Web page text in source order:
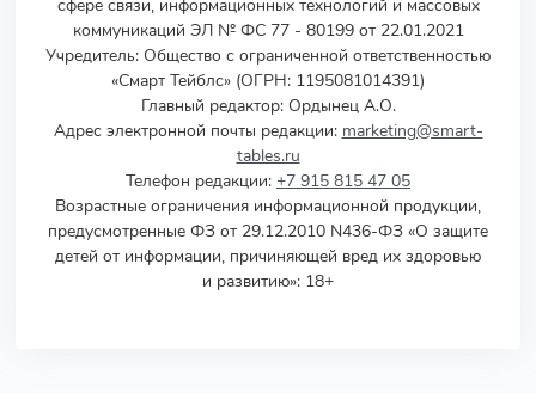
сфере связи, информационных технологий и массовых
коммуникаций ЭЛ № ФС 77 - 80199 от 22.01.2021
Учредитель: Общество с ограниченной ответственностью
«Смарт Тейблс» (ОГРН: 1195081014391)
Главный редактор: Ордынец А.О.
Адрес электронной почты редакции: marketing@smart-
tables.ru
Телефон редакции: +7 915 815 47 05
Возрастные ограничения информационной продукции,
предусмотренные ФЗ от 29.12.2010 N436-ФЗ «О защите
детей от информации, причиняющей вред их здоровью
и развитию»: 18+